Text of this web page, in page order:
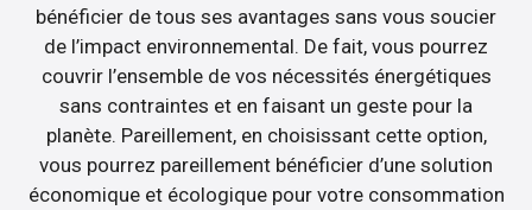
bénéficier de tous ses avantages sans vous soucier
de l’impact environnemental. De fait, vous pourrez
couvrir l’ensemble de vos nécessités énergétiques
sans contraintes et en faisant un geste pour la
planète. Pareillement, en choisissant cette option,
vous pourrez pareillement bénéficier d’une solution
économique et écologique pour votre consommation